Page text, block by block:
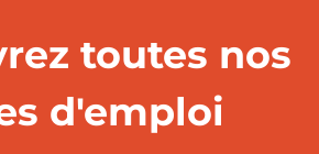
toutes nos
d'emploi